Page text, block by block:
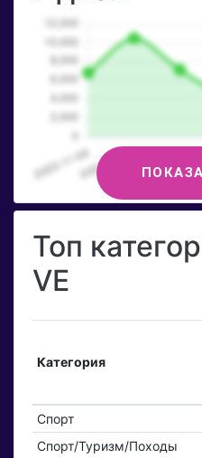
Топ
VE
Категория
Спорт
Спорт/Туризм/Походы